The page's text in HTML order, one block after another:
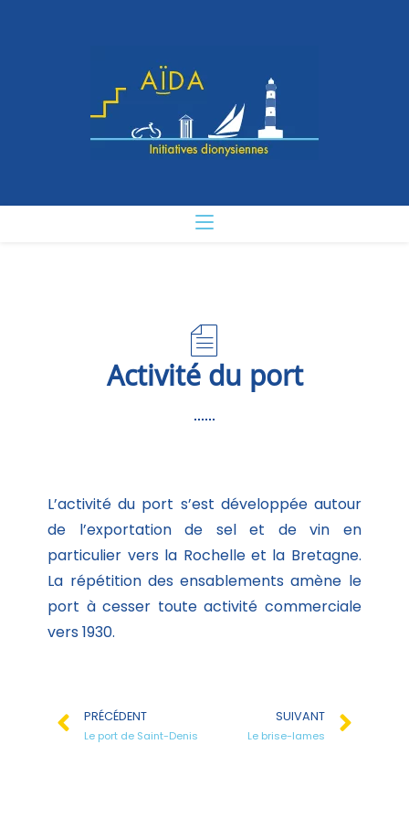
Activité du port
L’activité du port s’est développée autour
de l’exportation de sel et de vin en
particulier vers la Rochelle et la Bretagne.
La répétition des ensablements amène le
port à cesser toute activité commerciale
vers 1930.
PRÉCÉDENT
Le port de Saint-Denis
SUIVANT
Le brise-lames